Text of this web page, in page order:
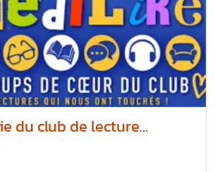
du club de lecture...